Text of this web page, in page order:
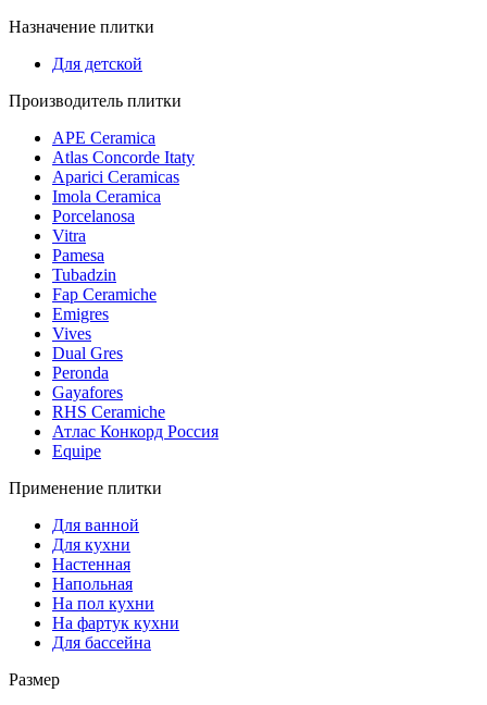
Назначение плитки
Для детской
Производитель плитки
APE Ceramica
Atlas Concorde Itaty
Aparici Ceramicas
Imola Ceramica
Porcelanosa
Vitra
Pamesa
Tubadzin
Fap Ceramiche
Emigres
Vives
Dual Gres
Peronda
Gayafores
RHS Ceramiche
Атлас Конкорд Россия
Equipe
Применение плитки
Для ванной
Для кухни
Настенная
Напольная
На пол кухни
На фартук кухни
Для бассейна
Размер